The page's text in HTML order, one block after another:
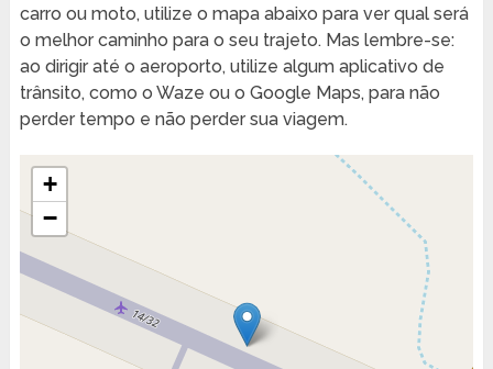
carro ou moto, utilize o mapa abaixo para ver qual será
o melhor caminho para o seu trajeto. Mas lembre-se:
ao dirigir até o aeroporto, utilize algum aplicativo de
trânsito, como o Waze ou o Google Maps, para não
perder tempo e não perder sua viagem.
+
−